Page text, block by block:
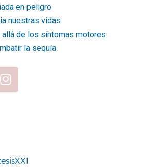
en peligro
nuestras vidas
allá de los síntomas motores
la sequía